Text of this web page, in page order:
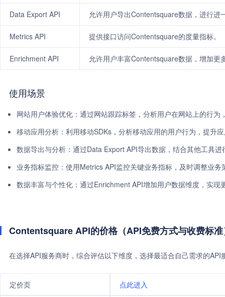
Data Export API 允许用户导出Contentsquare数据，进行进
Metrics API 提供接口访问Contentsquare的度量指标。
Enrichment API 允许用户丰富Contentsquare数据，增加更
使用场景
网站用户体验优化：通过网站跟踪标签，分析用户在网站上的行为
移动应用分析：利用移动SDKs，分析移动应用的用户行为，提升
数据导出与分析：通过Data Export API导出数据，结合其他工具进
业务指标监控：使用Metrics API监控关键业务指标，及时调整业务
数据丰富与个性化：通过Enrichment API增加用户数据维度，实现
Contentsquare API的价格（API免费方式与收费标
在选择API服务商时，综合评估以下维度，选择最适合自己需求的
定价页 点此进入